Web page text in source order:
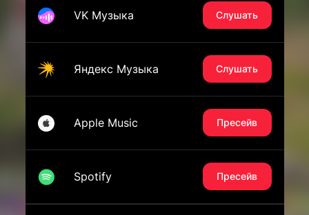
VK Музыка Слушать
Яндекс Музыка Слушать
Apple Music Пресейв
Spotify Пресейв